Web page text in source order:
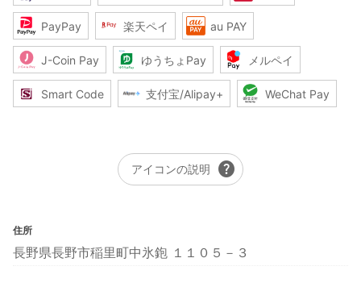
PayPay 楽天ペイ au PAY
J-Coin Pay ゆうちょPay メルペイ
Smart Code 支付宝/Alipay+ WeChat Pay
アイコンの説明 help
住所
長野県長野市稲里町中氷鉋 １１０５－３